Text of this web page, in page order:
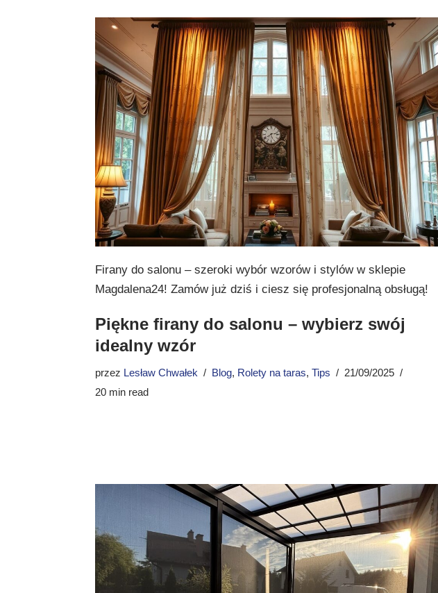
Firany do salonu – szeroki wybór wzorów i stylów w sklepie
Magdalena24! Zamów już dziś i ciesz się profesjonalną obsługą!
Piękne firany do salonu – wybierz swój
idealny wzór
przez Lesław Chwałek Blog, Rolety na taras,Tips
21/09/2025
20 min read